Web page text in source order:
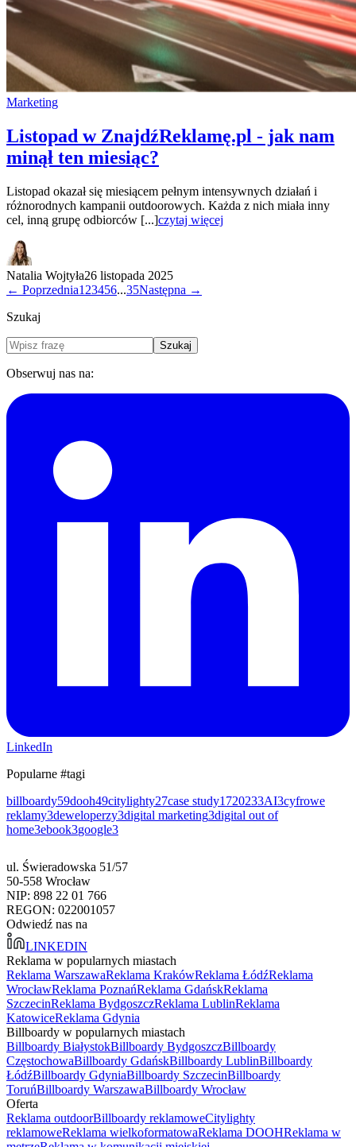
Marketing
Listopad w ZnajdźReklamę.pl - jak nam
minął ten miesiąc?
Listopad okazał się miesiącem pełnym intensywnych działań i
różnorodnych kampanii outdoorowych. Każda z nich miała inny
cel, inną grupę odbiorców [...]czytaj więcej
Natalia Wojtyła26 listopada 2025
← Poprzednia1 23456...35Następna →
Szukaj
Szukaj
Obserwuj nas na:
LinkedIn
Popularne #tagi
billboardy59dooh49citylighty27case study1720233AI3cyfrowe
reklamy3deweloperzy3digital marketing3digital out of
home3ebook3google3
ul. Świeradowska 51/57
50-558 Wrocław
NIP: 898 22 01 766
REGON: 022001057
Odwiedź nas na
LINKEDIN
Reklama w popularnych miastach
Reklama WarszawaReklama KrakówReklama ŁódźReklama
WrocławReklama PoznańReklama GdańskReklama
SzczecinReklama BydgoszczReklama LublinReklama
KatowiceReklama Gdynia
Billboardy w popularnych miastach
Billboardy BiałystokBillboardy BydgoszczBillboardy
CzęstochowaBillboardy GdańskBillboardy LublinBillboardy
ŁódźBillboardy GdyniaBillboardy SzczecinBillboardy
ToruńBillboardy WarszawaBillboardy Wrocław
Oferta
Reklama outdoorBillboardy reklamoweCitylighty
reklamoweReklama wielkoformatowaReklama DOOHReklama w